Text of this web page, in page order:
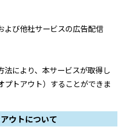
よび他社サービスの広告配信
により、本サービスが取得し
プトアウト）することができま
ウトについて